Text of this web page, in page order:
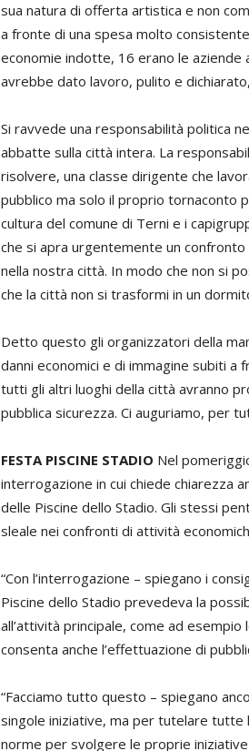
sua natura di offerta artistica e non
a fronte di una spesa molto
economie indotte, 16 erano le aziende
avrebbe dato lavoro, pulito e
Si ravvede una responsabilità politica
abbatte sulla città intera. La
risolvere, una classe dirigente che
pubblico ma solo il proprio tornaconto
cultura del comune di Terni e i
che si apra urgentemente un
nella nostra città. In modo che non si
che la città non si trasformi in un
Detto questo gli organizzatori della
danni economici e di immagine subiti
tutti gli altri luoghi della città avranno
pubblica sicurezza. Ci auguriamo, per
FESTA PISCINE STADIO Nel
interrogazione in cui chiede chiarezza
delle Piscine dello Stadio. Gli stessi
sleale nei confronti di attività
“Con l’interrogazione – spiegano i
Piscine dello Stadio prevedeva la
all’attività principale, come ad
consenta anche l’effettuazione di
“Facciamo tutto questo – spiegano
singole iniziative, ma per tutelare tutte
norme per svolgere le proprie